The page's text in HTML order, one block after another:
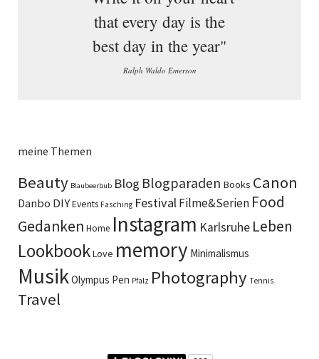
that every day is the
best day in the year"
Ralph Waldo Emerson
meine Themen
Beauty Blaubeerbub Blog Blogparaden Books Canon
Danbo DIYEvents Fasching FestivalFilme&Serien Food
Gedanken Home Instagram Karlsruhe Leben
LookbookLove memory Minimalismus
MusikOlympus Pen Pfalz Photography Tennis
Travel